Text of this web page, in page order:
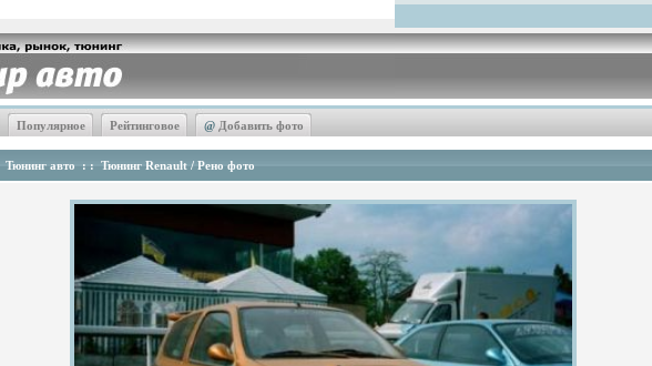
Популярное Рейтинговое @ Добавить фото
Тюнинг авто : : Тюнинг Renault / Рено фото